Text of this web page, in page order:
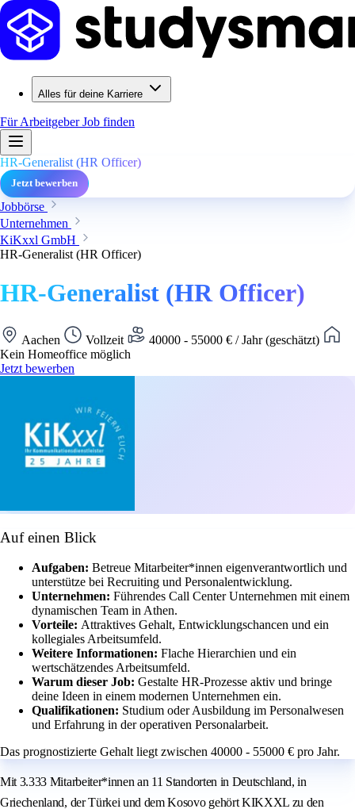
Alles für deine Karriere
Für ArbeitgeberJob finden
HR-Generalist (HR Officer)
Jetzt bewerben
Jobbörse
Unternehmen
KiKxxl GmbH
HR-Generalist (HR Officer)
HR-Generalist (HR Officer)
Aachen Vollzeit
40000 - 55000 € / Jahr (geschätzt)
Kein Homeoffice möglich
Jetzt bewerben
Auf einen Blick
Aufgaben: Betreue Mitarbeiter*innen eigenverantwortlich und
unterstütze bei Recruiting und Personalentwicklung.
Unternehmen: Führendes Call Center Unternehmen mit einem
dynamischen Team in Athen.
Vorteile: Attraktives Gehalt, Entwicklungschancen und ein
kollegiales Arbeitsumfeld.
Weitere Informationen: Flache Hierarchien und ein
wertschätzendes Arbeitsumfeld.
Warum dieser Job: Gestalte HR-Prozesse aktiv und bringe
deine Ideen in einem modernen Unternehmen ein.
Qualifikationen: Studium oder Ausbildung im Personalwesen
und Erfahrung in der operativen Personalarbeit.
Das prognostizierte Gehalt liegt zwischen 40000 - 55000 € pro Jahr.
Mit 3.333 Mitarbeiter*innen an 11 Standorten in Deutschland, in
Griechenland, der Türkei und dem Kosovo gehört KIKXXL zu den